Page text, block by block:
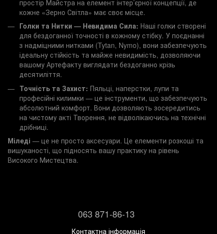
простір Майстра на елемент інтер’єрної концепції, де
кожне «Зерно Світла» має своє місце.
Голки та Нитки — Невидима Сила: Наші голки створені
для бездоганної точності в кожному стібку. У поєднанні
з надміцними нитками (Tytan, Nymo), вони забезпечують
ідеальну стійкість та майже невидимість, дозволяючи
вашому Артефакту виглядати бездоганно крізь
десятиліття.
Точність та Захист: Пяльці, наперстки, лупи та
професійні килимки — це інструменти, що забезпечують
абсолютний комфорт. Вони дозволяють зосередитись
на чистому акті Творення, не відволікаючись на технічні
дрібниці.
Міледі — це не просто аксесуари. Це елементи розкоші та
вишуканості, що підносять вашу практику на рівень
Високого Мистецтва.
063 871-86-13
Контактна інформація